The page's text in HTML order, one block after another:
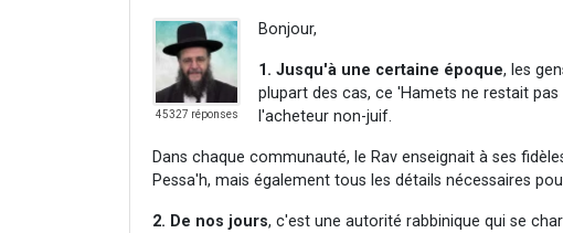
45327 réponses
Bonjour,
1. Jusqu'à une certaine époque, les
plupart des cas, ce 'Hamets ne restait
l'acheteur non-juif.
Dans chaque communauté, le Rav enseignait à ses
Pessa'h, mais également tous les détails nécessaires
2. De nos jours, c'est une autorité rabbinique qui se